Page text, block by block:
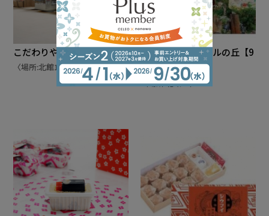
こだわりや【通常営業中】
〈場所:北館1F〉
菓子工房 ヴェールの丘【9
階にて仮営業中】
〈場所:北館1F〉